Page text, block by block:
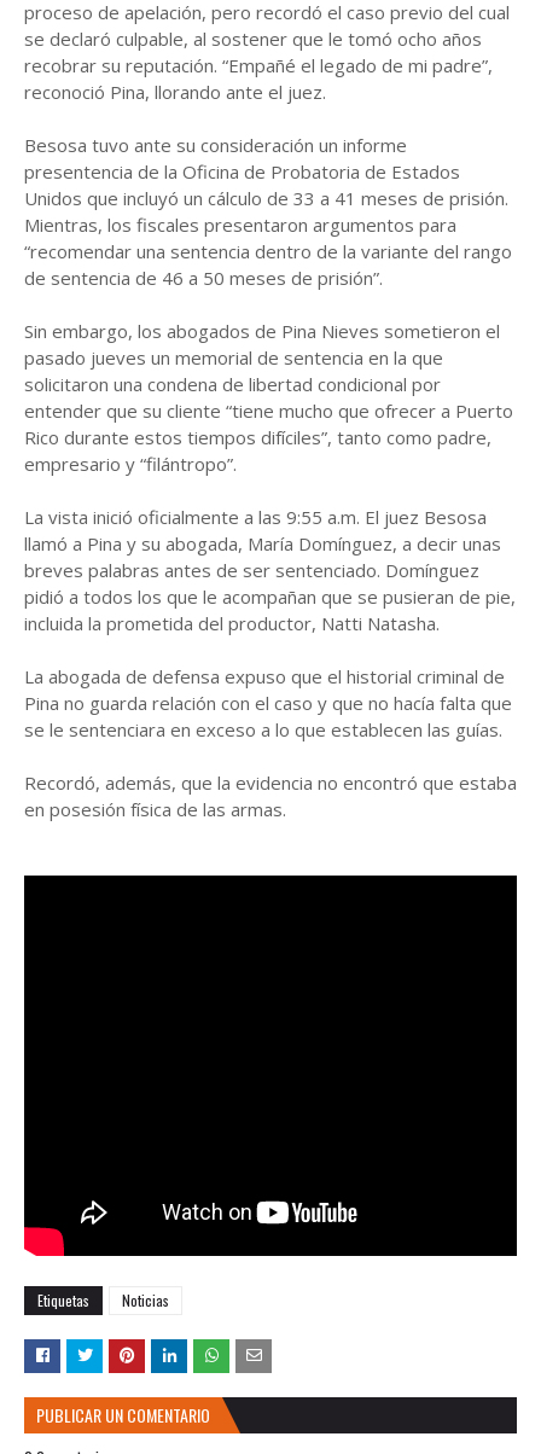
proceso de apelación, pero recordó el caso previo del cual
se declaró culpable, al sostener que le tomó ocho años
recobrar su reputación. “Empañé el legado de mi padre”,
reconoció Pina, llorando ante el juez.
Besosa tuvo ante su consideración un informe
presentencia de la Oficina de Probatoria de Estados
Unidos que incluyó un cálculo de 33 a 41 meses de prisión.
Mientras, los fiscales presentaron argumentos para
“recomendar una sentencia dentro de la variante del rango
de sentencia de 46 a 50 meses de prisión”.
Sin embargo, los abogados de Pina Nieves sometieron el
pasado jueves un memorial de sentencia en la que
solicitaron una condena de libertad condicional por
entender que su cliente “tiene mucho que ofrecer a Puerto
Rico durante estos tiempos difíciles”, tanto como padre,
empresario y “filántropo”.
La vista inició oficialmente a las 9:55 a.m. El juez Besosa
llamó a Pina y su abogada, María Domínguez, a decir unas
breves palabras antes de ser sentenciado. Domínguez
pidió a todos los que le acompañan que se pusieran de pie,
incluida la prometida del productor, Natti Natasha.
La abogada de defensa expuso que el historial criminal de
Pina no guarda relación con el caso y que no hacía falta que
se le sentenciara en exceso a lo que establecen las guías.
Recordó, además, que la evidencia no encontró que estaba
en posesión física de las armas.
Etiquetas Noticias
PUBLICAR UN COMENTARIO